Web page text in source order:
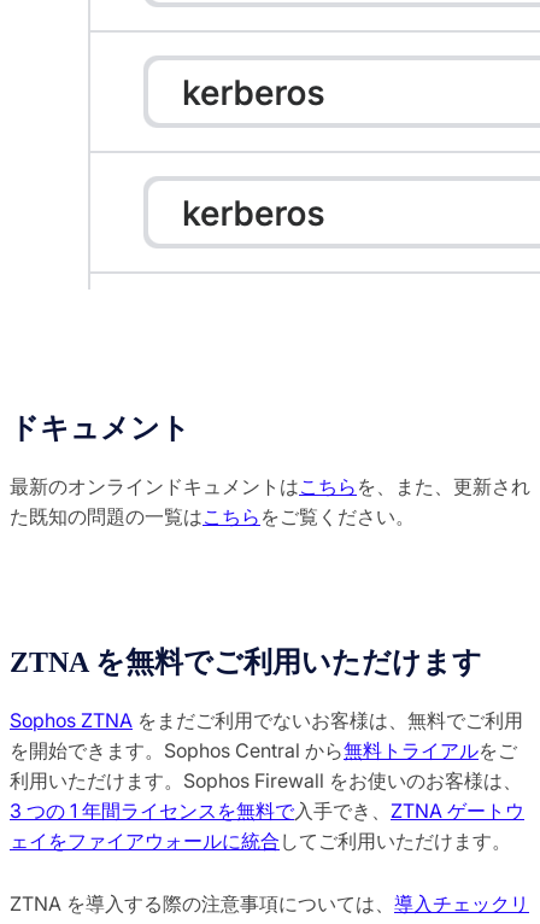
ドキュメント
最新のオンラインドキュメントはこちら を、また、更新され
た既知の問題の一覧はこちら をご覧ください。
ZTNA を無料でご利用いただけます
Sophos ZTNA をまだご利用でないお客様は、無料でご利用
を開始できます。Sophos Central から無料トライアルをご
利用いただけます。Sophos Firewall をお使いのお客様は、
3 つの 1 年間ライセンスを無料で入手でき、 ZTNA ゲートウ
ェイをファイアウォールに統合 してご利用いただけます。
ZTNA を導入する際の注意事項については、 導入チェックリ